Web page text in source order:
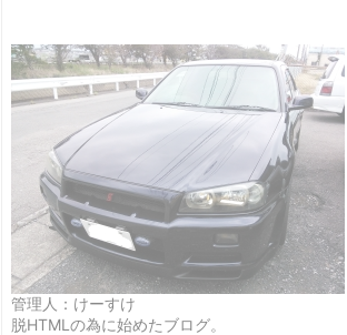
管理人：けーすけ
脱HTMLの為に始めたブログ。